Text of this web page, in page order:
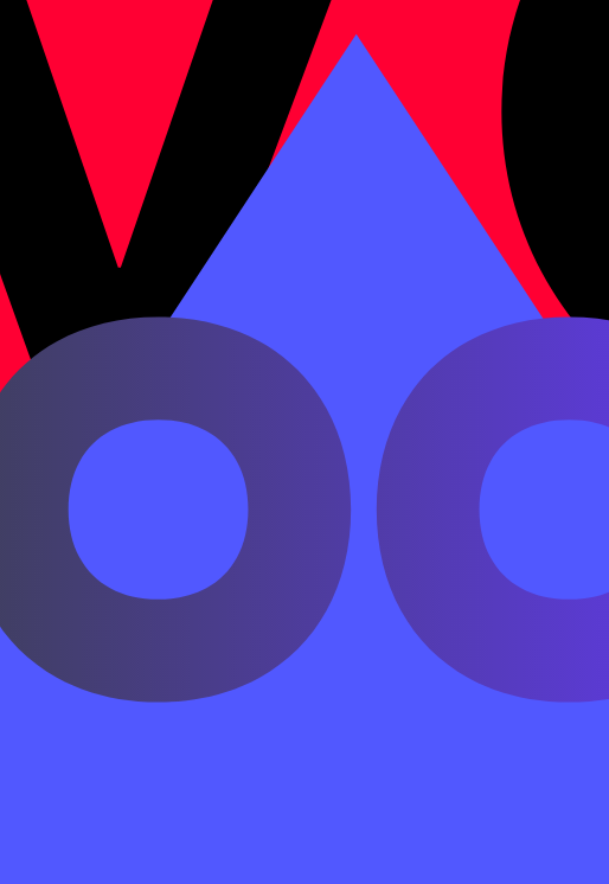
с китайскими партнёрами — переводчики, ВЭД-
CSC
(China Scholarship Council) — основная программа
студентов.
2.0 определяется минимальным словарным запасом и
базовые бытовые ситуации (приветствие, числа, время,
диалог. HSK 3 — 600/617, начало уровня B1 по CEFR. HSK 4 —
чтение СМИ. HSK 5 — 2 500 слов, продвинутый C1:
почти носителя.
включает три раздела: 听力 (аудирование), 阅读 (чтение) и 书写
— только тесты с вариантами ответов. На HSK 5–6 нужно
— от 35 минут (HSK 1) до 140 минут (HSK 6).
с указанием конкретного балла действителен
чтобы экзамен был сдан не более 2 лет назад.
сдают в Институтах Конфуция при ведущих вузах: МГУ,
(Новосибирск), ДВФУ (Владивосток), РУДН, РГГУ — всего 19
официальный портал chinesetest.cn — обычно за 4–5
весной (март–май) и осенью (октябрь–декабрь),
в среднем занимает 6 месяцев при темпе 4–6 часов в
4 до HSK 6 — 2–3 года интенсивных занятий с проживанием
ведёт лицензированную подготовку к HSK 1–2 в формате